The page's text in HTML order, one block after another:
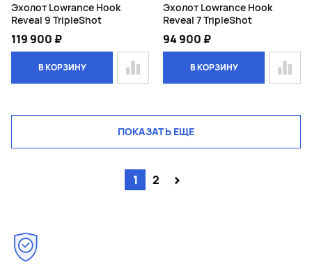
Эхолот Lowrance Hook
Reveal 9 TripleShot
119 900 ₽
В КОРЗИНУ
Эхолот Lowrance Hook
Reveal 7 TripleShot
94 900 ₽
В КОРЗИНУ
ПОКАЗАТЬ ЕЩЕ
1 2 >